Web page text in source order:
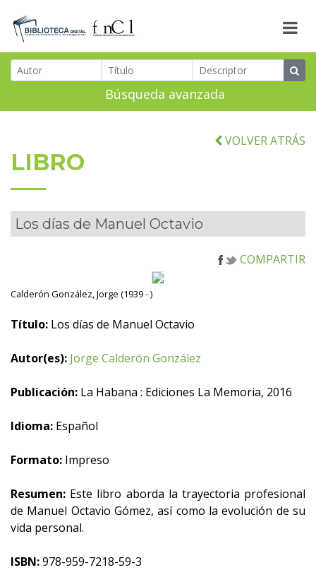
Búsqueda avanzada
VOLVER ATRÁS
LIBRO
Los días de Manuel Octavio
COMPARTIR
Calderón González, Jorge (1939 - )
Título: Los días de Manuel Octavio
Autor(es): Jorge Calderón González
Publicación: La Habana : Ediciones La Memoria, 2016
Idioma: Español
Formato: Impreso
Resumen: Este libro aborda la trayectoria profesional
de Manuel Octavio Gómez, así como la evolución de su
vida personal.
ISBN:978-959-7218-59-3